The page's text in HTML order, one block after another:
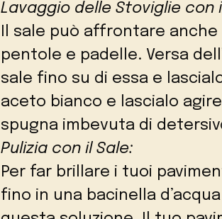
Lavaggio delle Stoviglie con
Il sale può affrontare
pentole e padelle. Versa
sale fino su di essa e
aceto bianco e lascialo
spugna imbevuta di
Pulizia con il Sale:
Per far brillare i tuoi
fino in una bacinella